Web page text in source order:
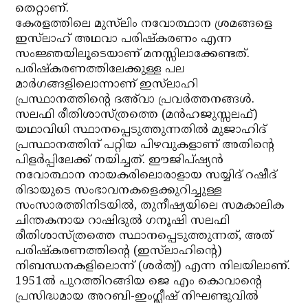
തെറ്റാണ്.
കേരളത്തിലെ മുസ്‌ലിം നവോത്ഥാന ശ്രമങ്ങളെ
ഇസ്‌ലാഹ് അഥവാ പരിഷ്‌കരണം എന്ന
സംജ്ഞയിലൂടെയാണ് മനസ്സിലാക്കേണ്ടത്.
പരിഷ്‌കരണത്തിലേക്കുള്ള പല
മാര്‍ഗങ്ങളിലൊന്നാണ് ഇസ്‌ലാഹി
പ്രസ്ഥാനത്തിന്റെ ദഅ്‌വാ പ്രവര്‍ത്തനങ്ങള്‍.
സലഫി രീതിശാസ്ത്രത്തെ (മന്‍ഹജുസ്സലഫ്)
യഥാവിധി സ്ഥാനപ്പെടുത്തുന്നതില്‍ മുജാഹിദ്
പ്രസ്ഥാനത്തിന് പറ്റിയ പിഴവുകളാണ് അതിന്റെ
പിളര്‍പ്പിലേക്ക് നയിച്ചത്. ഈജിപ്ഷ്യന്‍
നവോത്ഥാന നായകരിലൊരാളായ സയ്യിദ് റഷീദ്
രിദായുടെ സംഭാവനകളെക്കുറിച്ചുള്ള
സംസാരത്തിനിടയില്‍, തുനീഷ്യയിലെ സമകാലിക
ചിന്തകനായ റാഷിദുല്‍ ഗനൂഷി സലഫി
രീതിശാസ്ത്രത്തെ സ്ഥാനപ്പെടുത്തുന്നത്, അത്
പരിഷ്‌കരണത്തിന്റെ (ഇസ്‌ലാഹിന്റെ)
നിബന്ധനകളിലൊന്ന് (ശര്‍ത്വ്) എന്ന നിലയിലാണ്.
1951ല്‍ പുറത്തിറങ്ങിയ ജെ എം കൊവാന്റെ
പ്രസിദ്ധമായ അറബി-ഇംഗ്ലീഷ് നിഘണ്ടുവില്‍